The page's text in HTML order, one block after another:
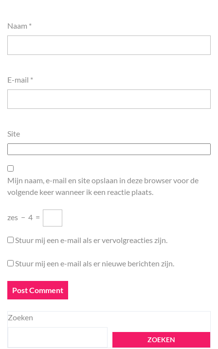
Naam *
E-mail *
Site
Mijn naam, e-mail en site opslaan in deze browser voor de
volgende keer wanneer ik een reactie plaats.
zes − 4 =
Stuur mij een e-mail als er vervolgreacties zijn.
Stuur mij een e-mail als er nieuwe berichten zijn.
Zoeken
ZOEKEN